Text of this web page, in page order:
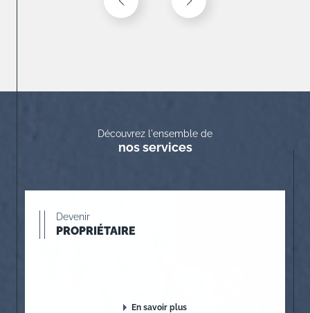
Découvrez l'ensemble de
nos services
Devenir
PROPRIÉTAIRE
En savoir plus